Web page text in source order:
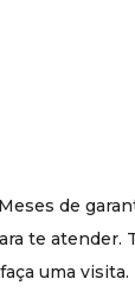
de
te atender.
uma